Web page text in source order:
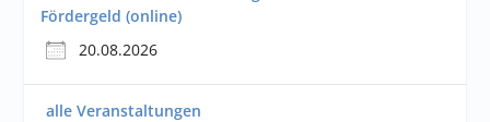
Fördergeld (online)
20.08.2026
alle Veranstaltungen